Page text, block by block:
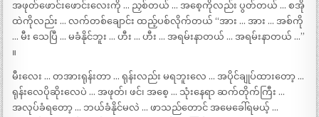
အဖုတ်ဖောင်းဖောင်းလေးကို … ညှစ်တယ် … အစေ့ကိုလည်း ပွတ်တယ် … စအို
ထဲကိုလည်း … လက်တစ်ချောင်း ထည့်ပစ်လိုက်တယ် “အား … အား … အစ်ကို
… မီး သေပြီ … မခံနိုင်ဘူး … ဟီး … ဟီး … အရမ်းနာတယ် … အရမ်းနာတယ် …”
။
မီးလေး … တအားရုန်းတာ … ရုန်းလည်း မရဘူးလေ … အပိုင်ချုပ်ထားတော့ …
ရုန်းလေပိုဆိုးလေပဲ … အဖုတ်၊ ဖင်၊ အစေ့ … သုံးနေရာ ဆက်တိုက်ကြီး …
အလုပ်ခံရတော့ … ဘယ်ခံနိုင်မလဲ … ဖာသည်တောင် အမေခေါ်ရမယ့် …